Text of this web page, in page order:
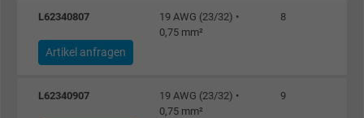
L62340807
19 AWG (23/32) •
0,75 mm²
8
Artikel anfragen
L62340907
19 AWG (23/32) •
0,75 mm²
9